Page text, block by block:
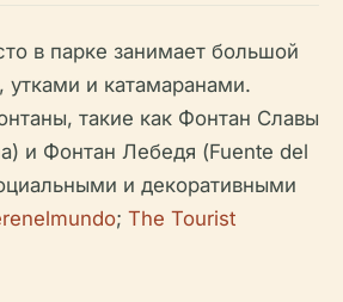
в парке занимает большой
утками и катамаранами.
такие как Фонтан Славы
и Фонтан Лебедя (Fuente del
и декоративными
; The Tourist